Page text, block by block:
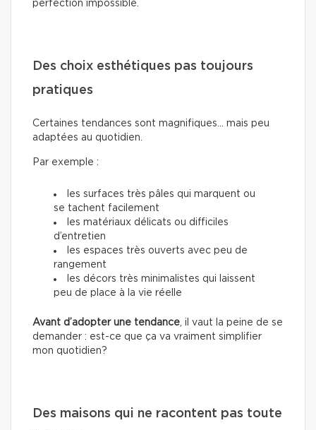
perfection impossible.
Des choix esthétiques pas toujours
pratiques
Certaines tendances sont magnifiques… mais peu
adaptées au quotidien.
Par exemple :
les surfaces très pâles qui marquent ou
se tachent facilement
les matériaux délicats ou difficiles
d’entretien
les espaces très ouverts avec peu de
rangement
les décors très minimalistes qui laissent
peu de place à la vie réelle
Avant d’adopter une tendance , il vaut la peine de se
demander : est-ce que ça va vraiment simplifier
mon quotidien?
Des maisons qui ne racontent pas toute